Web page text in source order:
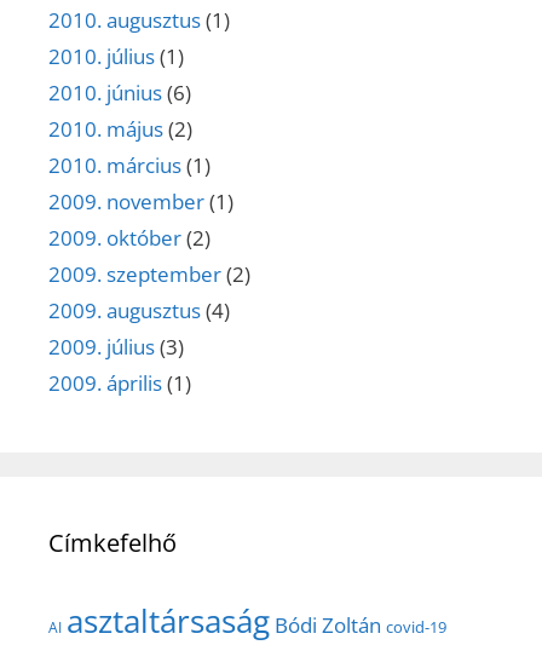
2010. augusztus(1)
2010. július(1)
2010. június(6)
2010. május(2)
2010. március(1)
2009. november(1)
2009. október(2)
2009. szeptember(2)
2009. augusztus(4)
2009. július(3)
2009. április(1)
Címkefelhő
AI asztaltársaság Bódi Zoltán covid-19